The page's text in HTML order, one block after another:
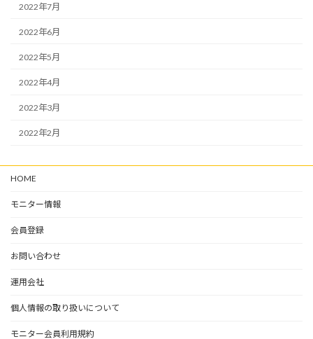
2022年7月
2022年6月
2022年5月
2022年4月
2022年3月
2022年2月
HOME
モニター情報
会員登録
お問い合わせ
運用会社
個人情報の取り扱いについて
モニター会員利用規約